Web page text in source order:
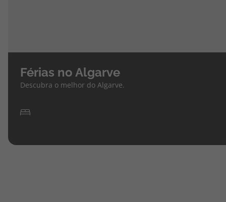
Férias no Algarve
Descubra o melhor do Algarve.